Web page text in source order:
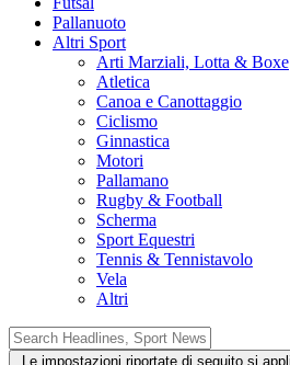
Pallanuoto
Altri Sport
Arti Marziali, Lotta & Boxe
Atletica
Canoa e Canottaggio
Ciclismo
Ginnastica
Motori
Pallamano
Rugby & Football
Scherma
Sport Equestri
Tennis & Tennistavolo
Vela
Altri